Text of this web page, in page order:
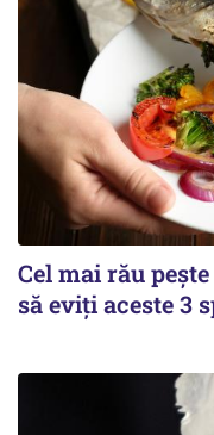
Cel mai rău
să eviți aceste 3